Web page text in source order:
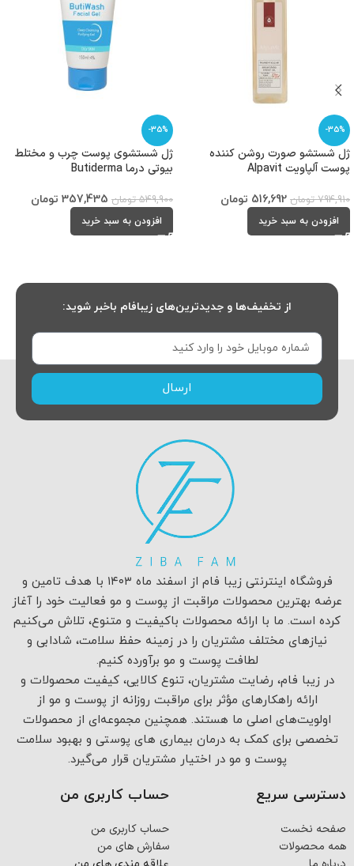
-35%
ژل شستشو صورت روشن کننده
پوست آلپاویت Alpavit
794,910 تومان 516,692 تومان
افزودن به سبد خرید
-35%
ژل شستشوی پوست چرب و مختلط
بیوتی درما Butiderma
549,900 تومان 357,435 تومان
افزودن به سبد خرید
از تخفیف‌ها و جدیدترین‌های زیبافام باخبر شوید:
ارسال
فروشگاه اینترنتی زیبا فام از اسفند ماه ۱۴۰۳ با هدف تامین و
عرضه بهترین محصولات مراقبت از پوست و مو فعالیت خود را آغاز
کرده است. ما با ارائه محصولات باکیفیت و متنوع، تلاش می‌کنیم
نیازهای مختلف مشتریان را در زمینه حفظ سلامت، شادابی و
لطافت پوست و مو برآورده کنیم.
در زیبا فام، رضایت مشتریان، تنوع کالایی، کیفیت محصولات و
ارائه راهکارهای مؤثر برای مراقبت روزانه از پوست و مو از
اولویت‌های اصلی ما هستند. همچنین مجموعه‌ای از محصولات
تخصصی برای کمک به درمان بیماری های پوستی و بهبود سلامت
پوست و مو در اختیار مشتریان قرار می‌گیرد.
دسترسی سریع
صفحه نخست
همه محصولات
حساب کاربری من
حساب کاربری من
سفارش های من